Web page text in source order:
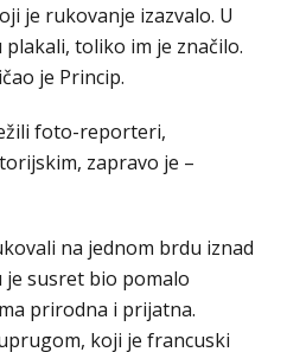
je rukovanje izazvalo. U
toliko im je značilo.
je Princip.
foto-reporteri,
zapravo je –
na jednom brdu iznad
susret bio pomalo
prirodna i prijatna.
koji je francuski